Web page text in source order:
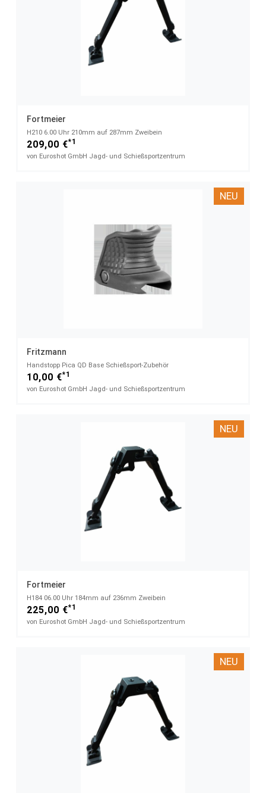
Fortmeier
H210 6.00 Uhr​ 210mm auf 287mm Zweibein
209,00 €*1
von Euroshot GmbH Jagd- und Schießsportzentrum
NEU
Fritzmann
Handstopp Pica​ QD Base Schießsport-Zubehör
10,00 €*1
von Euroshot GmbH Jagd- und Schießsportzentrum
NEU
Fortmeier
H184 06.00 Uhr​ 184mm auf 236mm Zweibein
225,00 €*1
von Euroshot GmbH Jagd- und Schießsportzentrum
NEU